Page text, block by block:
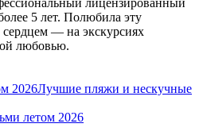
лицензированный
5 лет. Полюбила эту
— на экскурсиях
любовью.
2026Лучшие пляжи и нескучные